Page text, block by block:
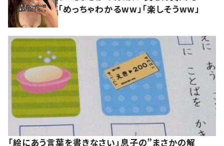
「めっちゃわかるww」「楽しそうww」
「絵にあう言葉を書きなさい」息子の”まさかの解